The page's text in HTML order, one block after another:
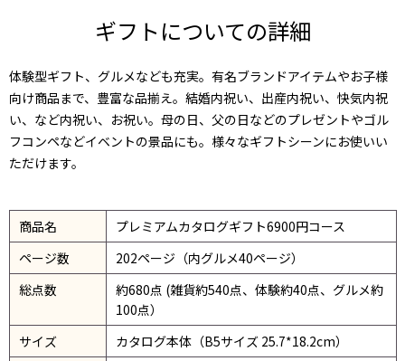
ギフトについての詳細
体験型ギフト、グルメなども充実。有名ブランドアイテムやお子様
向け商品まで、豊富な品揃え。結婚内祝い、出産内祝い、快気内祝
い、など内祝い、お祝い。母の日、父の日などのプレゼントやゴル
フコンペなどイベントの景品にも。様々なギフトシーンにお使いい
ただけます。
商品名
プレミアムカタログギフト6900円コース
ページ数
202ページ（内グルメ40ページ）
総点数
約680点 (雑貨約540点、体験約40点、グルメ約
100点）
サイズ
カタログ本体（B5サイズ 25.7*18.2cm）